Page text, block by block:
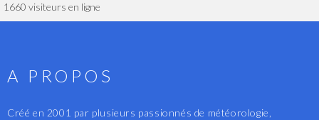
1660 visiteurs en ligne
A PROPOS
Créé en 2001 par plusieurs passionnés de météorologie,